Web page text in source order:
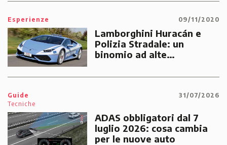
Esperienze 09/11/2020
Lamborghini Huracán e
Polizia Stradale: un
binomio ad alte
emergenze dei cittadini
Guide
Tecniche
31/07/2026
ADAS obbligatori dal 7
luglio 2026: cosa cambia
per le nuove auto